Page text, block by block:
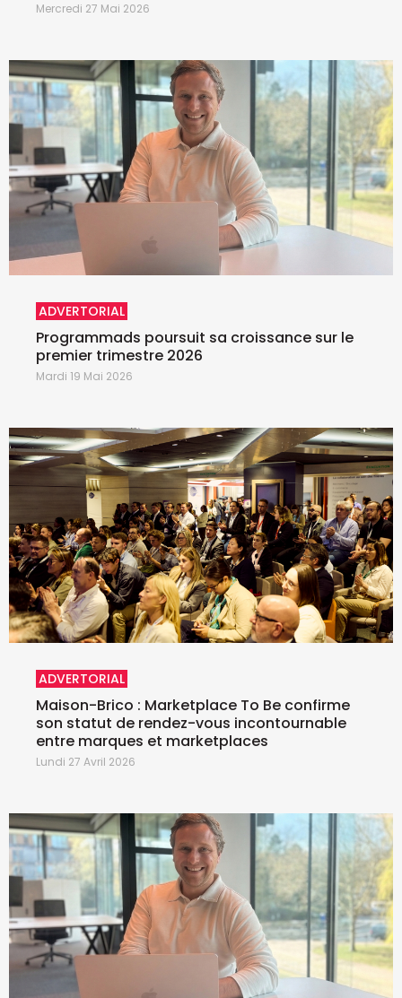
Mercredi 27 Mai 2026
ADVERTORIAL
Programmads poursuit sa croissance sur le
premier trimestre 2026
Mardi 19 Mai 2026
ADVERTORIAL
Maison-Brico : Marketplace To Be confirme
son statut de rendez-vous incontournable
entre marques et marketplaces
Lundi 27 Avril 2026